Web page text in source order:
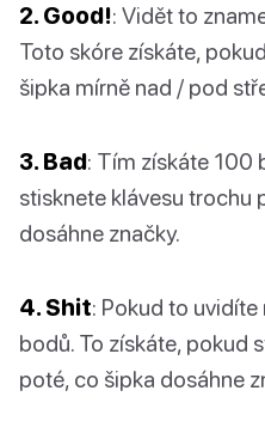
2. Good!: Vidět to
Toto skóre získáte,
šipka mírně nad / pod
3. Bad: Tím získáte 100
stisknete klávesu trochu
dosáhne značky.
4. Shit: Pokud to
bodů. To získáte, pokud
poté, co šipka dosáhne